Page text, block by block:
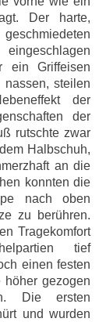
Der harte,
ein Griffeisen
steilen
der
der
rutschte zwar
Halbschuh,
an die
konnten die
nach oben
zu berühren.
Tragekomfort
tief
einen festen
höher gezogen
Die ersten
und wurden